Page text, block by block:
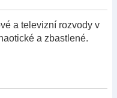
a televizní rozvody v
a zbastlené.